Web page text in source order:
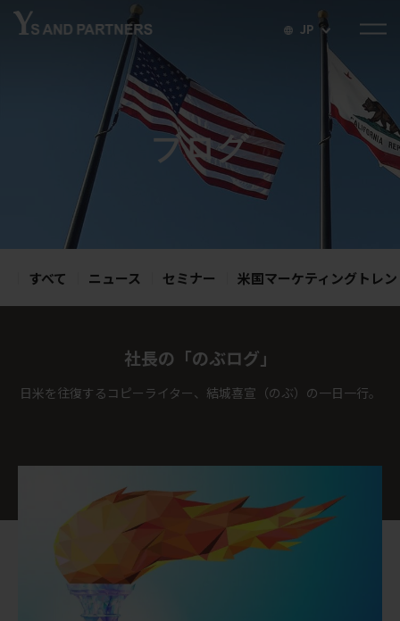
JP
ブログ
すべて ニュース セミナー 米国マーケティングトレ
社長の「のぶログ」
日米を往復するコピーライター、結城喜宣（のぶ）の一日一行。